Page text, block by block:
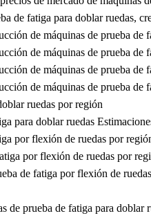
de fatiga para doblar ruedas,
de máquinas de prueba
de máquinas de prueba
de máquinas de prueba de
de máquinas de prueba de
ruedas por región
para doblar ruedas
por flexión de ruedas por
por flexión de ruedas por
de fatiga por flexión de
de prueba de fatiga para